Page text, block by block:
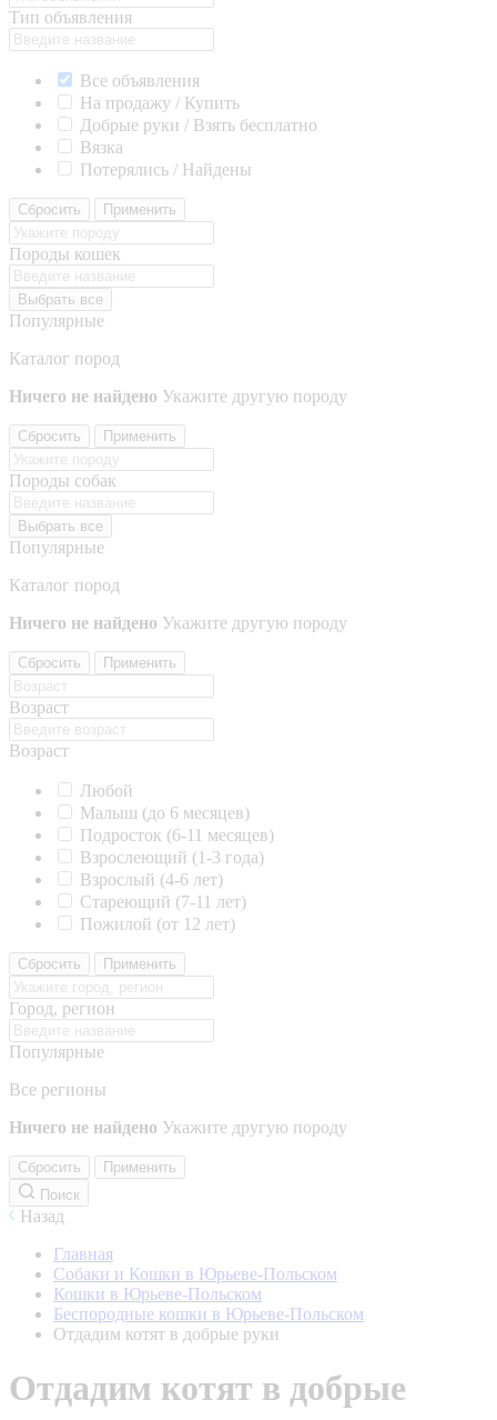
Тип объявления
Все объявления
На продажу / Купить
Добрые руки / Взять бесплатно
Вязка
Потерялись / Найдены
Сбросить Применить
Породы кошек
Выбрать все
Популярные
Каталог пород
Ничего не найдено Укажите другую породу
Сбросить Применить
Породы собак
Выбрать все
Популярные
Каталог пород
Ничего не найдено Укажите другую породу
Сбросить Применить
Возраст
Возраст
Любой
Малыш (до 6 месяцев)
Подросток (6-11 месяцев)
Взрослеющий (1-3 года)
Взрослый (4-6 лет)
Стареющий (7-11 лет)
Пожилой (от 12 лет)
Сбросить Применить
Город, регион
Популярные
Все регионы
Ничего не найдено Укажите другую породу
Сбросить
Применить
Поиск
Назад
Главная
Собаки и Кошки в Юрьеве-Польском
Кошки в Юрьеве-Польском
Беспородные кошки в Юрьеве-Польском
Отдадим котят в добрые руки
Отдадим котят в добрые